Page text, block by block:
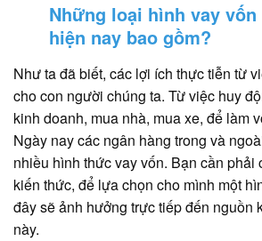
Những loại hình vay vốn
hiện nay bao gồm?
Như ta đã biết, các lợi ích thực tiễn từ
cho con người chúng ta. Từ việc huy
kinh doanh, mua nhà, mua xe, để làm
Ngày nay các ngân hàng trong và
nhiều hình thức vay vốn. Bạn cần phải
kiến thức, để lựa chọn cho mình một
đây sẽ ảnh hưởng trực tiếp đến nguồn
này.